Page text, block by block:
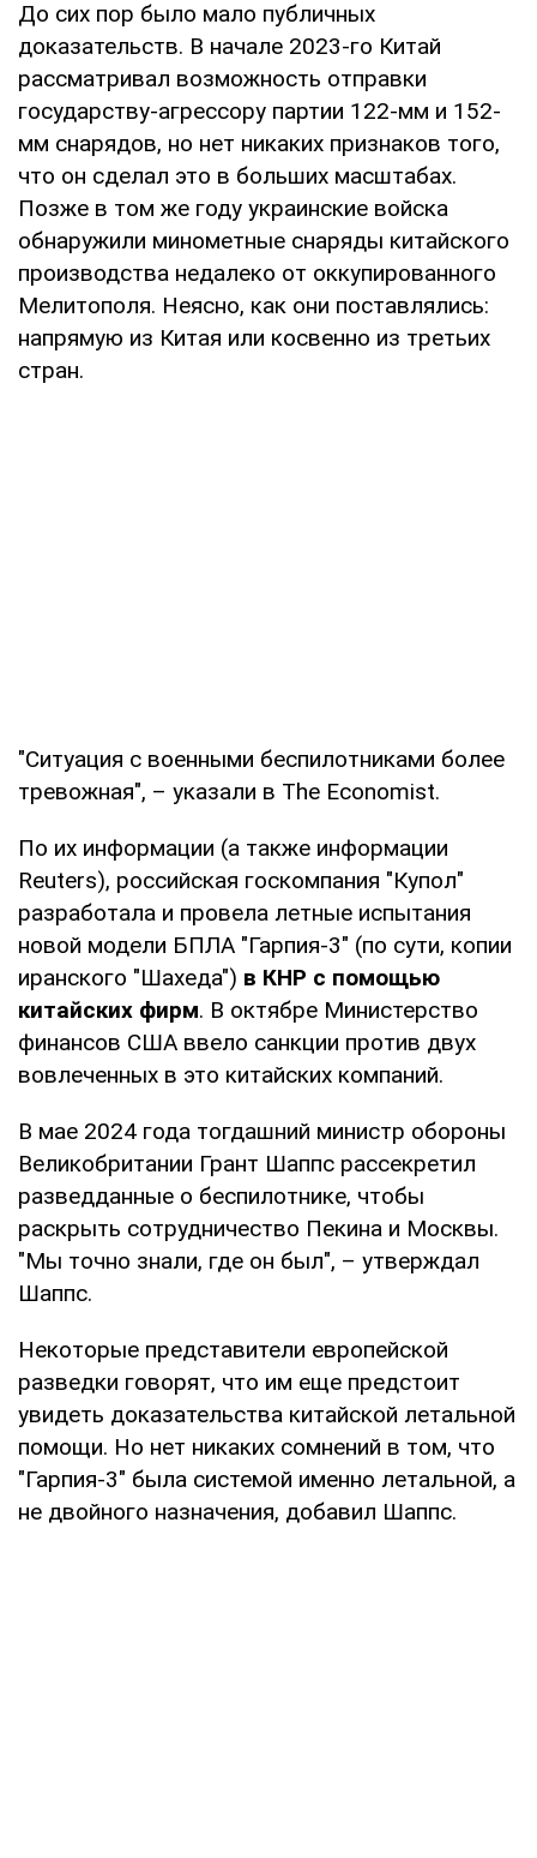
До сих пор было мало публичных
доказательств. В начале 2023-го Китай
рассматривал возможность отправки
государству-агрессору партии 122-мм и 152-
мм снарядов, но нет никаких признаков того,
что он сделал это в больших масштабах.
Позже в том же году украинские войска
обнаружили минометные снаряды китайского
производства недалеко от оккупированного
Мелитополя. Неясно, как они поставлялись:
напрямую из Китая или косвенно из третьих
стран.
"Ситуация с военными беспилотниками более
тревожная", – указали в The Economist.
По их информации (а также информации
Reuters), российская госкомпания "Купол"
разработала и провела летные испытания
новой модели БПЛА "Гарпия-3" (по сути, копии
иранского "Шахеда") в КНР с помощью
китайских фирм. В октябре Министерство
финансов США ввело санкции против двух
вовлеченных в это китайских компаний.
В мае 2024 года тогдашний министр обороны
Великобритании Грант Шаппс рассекретил
разведданные о беспилотнике, чтобы
раскрыть сотрудничество Пекина и Москвы.
"Мы точно знали, где он был", – утверждал
Шаппс.
Некоторые представители европейской
разведки говорят, что им еще предстоит
увидеть доказательства китайской летальной
помощи. Но нет никаких сомнений в том, что
"Гарпия-3" была системой именно летальной, а
не двойного назначения, добавил Шаппс.